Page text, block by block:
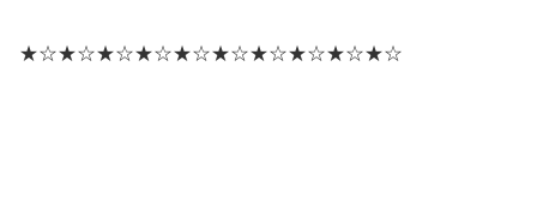
★☆★☆★☆★☆★☆★☆★☆★☆★☆★☆